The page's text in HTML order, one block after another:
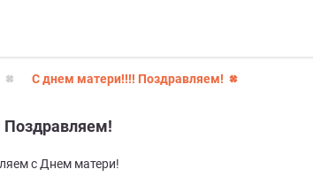
С днем матери!!!! Поздравляем!
с Днем матери!